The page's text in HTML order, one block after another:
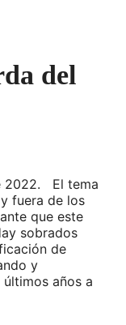
del
2022. El tema
fuera de los
que este
sobrados
de
y
años a